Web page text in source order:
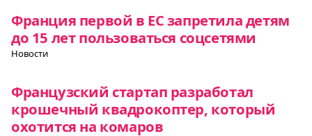
Франция первой в ЕС запретила детям
до 15 лет пользоваться соцсетями
Новости
Французский стартап разработал
крошечный квадрокоптер, который
охотится на комаров